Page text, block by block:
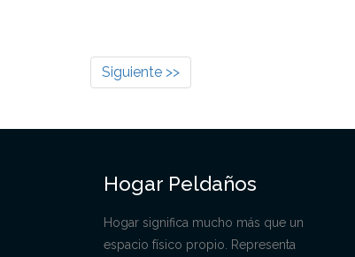
Siguiente >>
Hogar Peldaños
Hogar significa mucho más que un
espacio físico propio. Representa